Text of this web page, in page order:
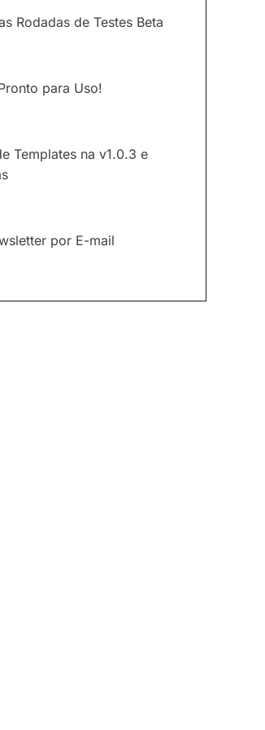
Rodadas de Testes Beta
para Uso!
Templates na v1.0.3 e
por E-mail